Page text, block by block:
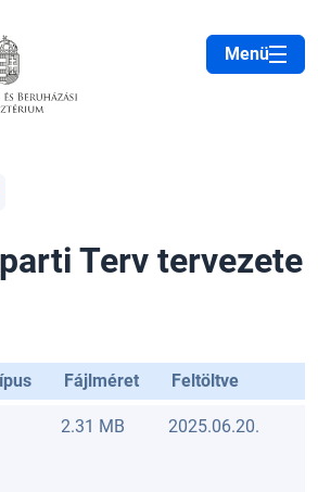
Menü
Terv tervezete
Fájlméret Feltöltve
2.31 MB 2025.06.20.